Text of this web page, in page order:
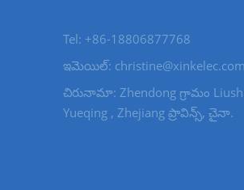
Tel: +86-18806877768
ఇమెయిల్:
చిరునామా: Zhendong గ్రామం
Yueqing , Zhejiang ప్రావిన్స్, చైనా.